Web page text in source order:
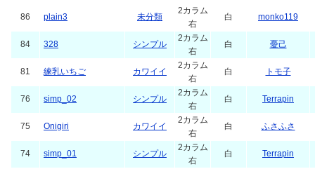
86 plain3 未分類
2カラム
右
白 monko119
84 328 シンプル
2カラム
右
白 憂己
81 練乳いちご カワイイ
2カラム
右
白 トモ子
76 simp_02 シンプル
2カラム
右
白 Terrapin
75 Onigiri カワイイ
2カラム
右
白 ふさふさ
74 simp_01 シンプル
2カラム
右
白 Terrapin